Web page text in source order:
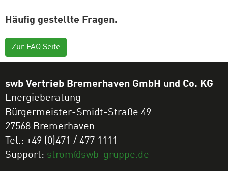
Häufig gestellte Fragen.
Zur FAQ Seite
swb Vertrieb Bremerhaven GmbH und Co. KG
Energieberatung
Bürgermeister-Smidt-Straße 49
27568 Bremerhaven
Tel.: +49 (0)471 / 477 1111
Support: strom@swb-gruppe.de